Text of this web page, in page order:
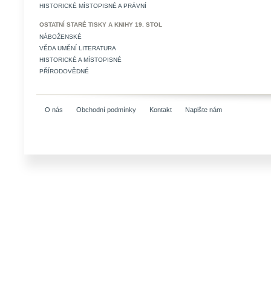
HISTORICKÉ MÍSTOPISNÉ A PRÁVNÍ
OSTATNÍ STARÉ TISKY A KNIHY 19. STOL
NÁBOŽENSKÉ
VĚDA UMĚNÍ LITERATURA
HISTORICKÉ A MÍSTOPISNÉ
PŘÍRODOVĚDNÉ
O nás Obchodní podmínky Kontakt Napište nám